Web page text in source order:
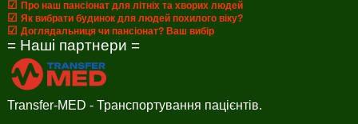
☑ Про наш пансіонат для літніх та хворих людей
☑ Як вибрати будинок для людей похилого віку?
☑ Доглядальниця чи пансіонат? Ваш вибір
= Наші партнери =
Transfer-MED - Транспортування пацієнтів.